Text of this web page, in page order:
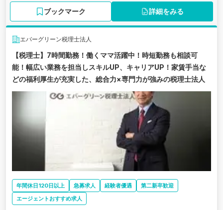
ブックマーク 詳細をみる
エバーグリーン税理士法人
【税理士】7時間勤務！働くママ活躍中！時短勤務も相談可
能！幅広い業務を担当しスキルUP、キャリアUP！家賃手当な
どの福利厚生が充実した、総合力×専門力が強みの税理士法人
年間休日120日以上 急募求人 経験者優遇
第二新卒歓迎
エージェントおすすめ求人